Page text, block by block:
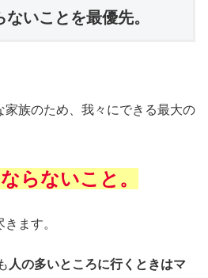
いことを最優先。
家族のため、我々にできる最大の
らないこと。
ます。
人の多いところに行くときはマ